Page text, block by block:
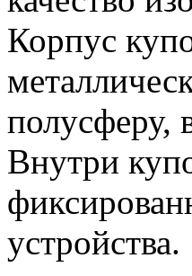
Корпус
полусферу,
Внутри
устройства.